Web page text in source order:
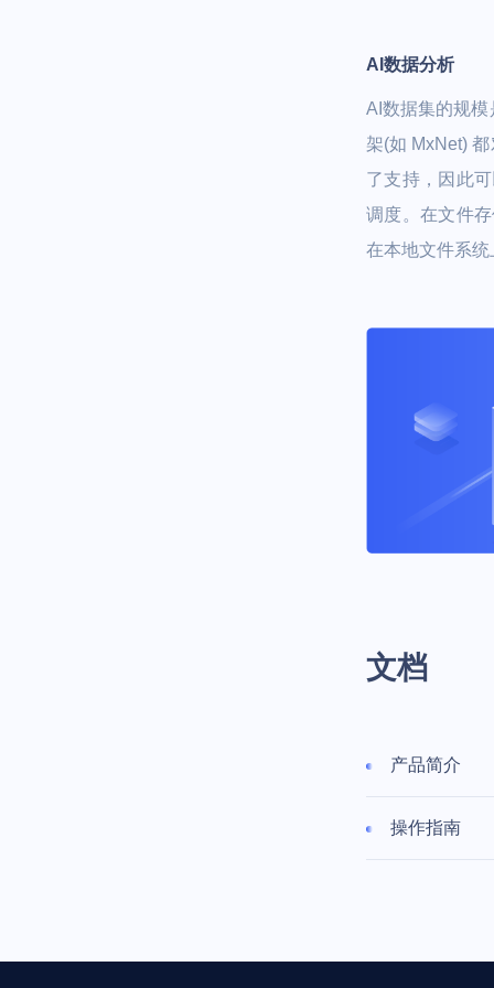
AI数据分析
AI数据集的规
架(如 MxNet)
了支持，因此
调度。在文件
在本地文件系
文档
产品简介
操作指南